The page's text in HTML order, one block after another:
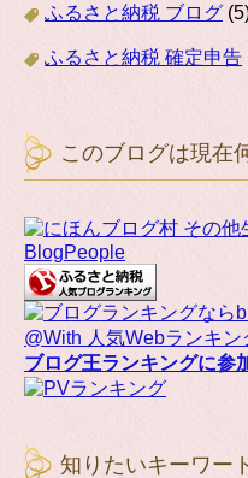
ふるさと納税 ブログ
ふるさと納税 確定申告
このブログは現在
BlogPeople
@With 人気Webランキン
ブログ王ランキングに参
知りたいキーワー